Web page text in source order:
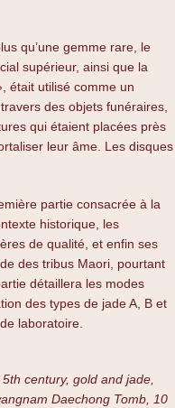
qu’une gemme rare, le
supérieur, ainsi que la
était utilisé comme un
des objets funéraires,
qui étaient placées près
leur âme. Les disques
partie consacrée à la
historique, les
de qualité, et enfin ses
des tribus Maori, pourtant
détaillera les modes
des types de jade A, B et
laboratoire.
century, gold and jade,
Daechong Tomb, 10